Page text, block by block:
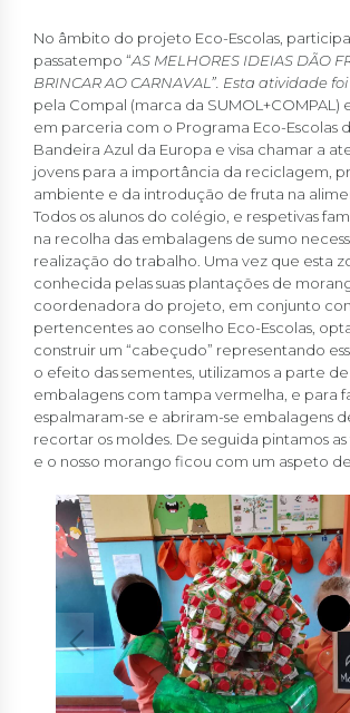
No âmbito do projeto Eco-Escolas,
passatempo “AS MELHORES IDEIAS DÃO
BRINCAR AO CARNAVAL”. Esta atividade foi
pela Compal (marca da SUMOL+COMPAL)
em parceria com o Programa Eco-Escolas
Bandeira Azul da Europa e visa chamar a
jovens para a importância da reciclagem,
ambiente e da introdução de fruta na
Todos os alunos do colégio, e respetivas
na recolha das embalagens de sumo
realização do trabalho. Uma vez que esta
conhecida pelas suas plantações de
coordenadora do projeto, em conjunto
pertencentes ao conselho Eco-Escolas,
construir um “cabeçudo” representando
o efeito das sementes, utilizamos a parte
embalagens com tampa vermelha, e para
espalmaram-se e abriram-se embalagens
recortar os moldes. De seguida pintamos
e o nosso morango ficou com um aspeto